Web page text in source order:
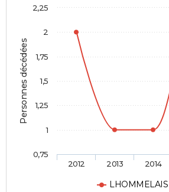
Personnes décédées
LHOMMELAIS
2012 2013 2014
0,75
1
1,25
1,5
1,75
2
2,25